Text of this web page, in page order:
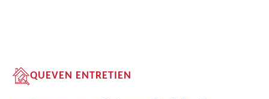
QUEVEN ENTRETIEN